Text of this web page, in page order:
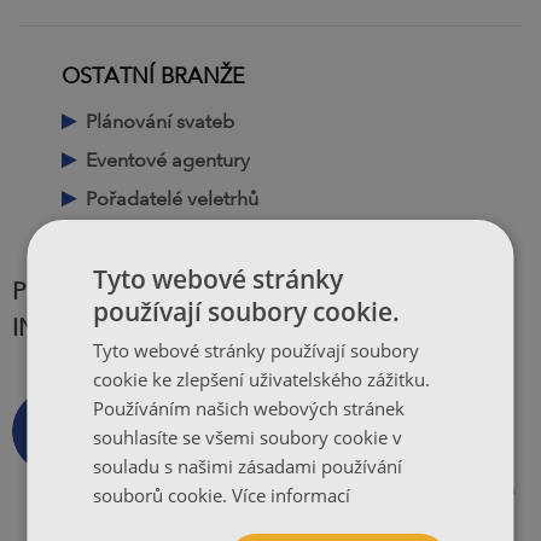
OSTATNÍ BRANŽE
Plánování svateb
Eventové agentury
Pořadatelé veletrhů
PROČ JE TISKÁRNA PIGA.CZ NEJLEPŠÍ
INTERNETOVÁ TISKÁRNA?
Slíb PIGA.CZ
Příslib každodenní kalibrace barev, 99,5%
včasných dodávek, kompletní online ochrana
Tyto webové stránky
používají soubory cookie.
Tyto webové stránky používají soubory
cookie ke zlepšení uživatelského zážitku.
Používáním našich webových stránek
souhlasíte se všemi soubory cookie v
souladu s našimi zásadami používání
souborů cookie.Více informací